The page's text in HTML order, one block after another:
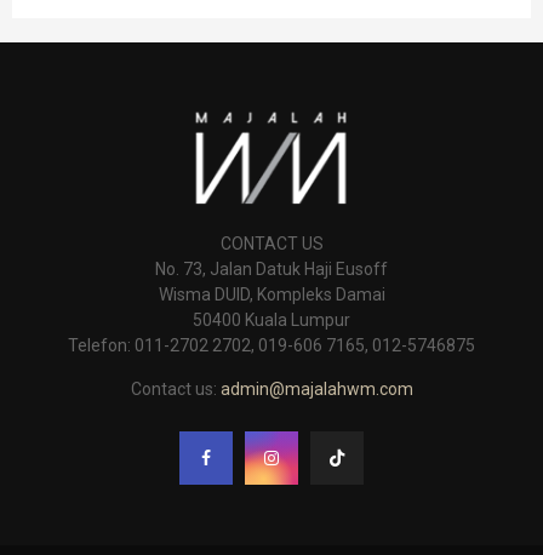
CONTACT US
No. 73, Jalan Datuk Haji Eusoff
Wisma DUID, Kompleks Damai
50400 Kuala Lumpur
Telefon: 011-2702 2702, 019-606 7165, 012-5746875
Contact us: admin@majalahwm.com